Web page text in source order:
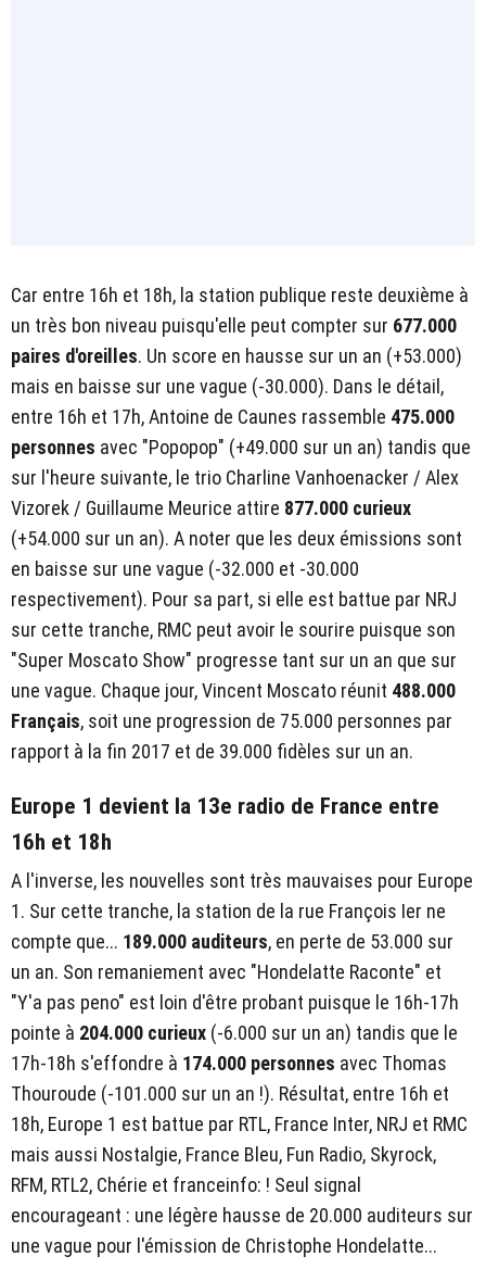
Car entre 16h et 18h, la station publique reste deuxième à
un très bon niveau puisqu'elle peut compter sur 677.000
paires d'oreilles. Un score en hausse sur un an (+53.000)
mais en baisse sur une vague (-30.000). Dans le détail,
entre 16h et 17h, Antoine de Caunes rassemble 475.000
personnes avec "Popopop" (+49.000 sur un an) tandis que
sur l'heure suivante, le trio Charline Vanhoenacker / Alex
Vizorek / Guillaume Meurice attire 877.000 curieux
(+54.000 sur un an). A noter que les deux émissions sont
en baisse sur une vague (-32.000 et -30.000
respectivement). Pour sa part, si elle est battue par NRJ
sur cette tranche, RMC peut avoir le sourire puisque son
"Super Moscato Show" progresse tant sur un an que sur
une vague. Chaque jour, Vincent Moscato réunit 488.000
Français, soit une progression de 75.000 personnes par
rapport à la fin 2017 et de 39.000 fidèles sur un an.
Europe 1 devient la 13e radio de France entre
16h et 18h
A l'inverse, les nouvelles sont très mauvaises pour Europe
1. Sur cette tranche, la station de la rue François Ier ne
compte que... 189.000 auditeurs, en perte de 53.000 sur
un an. Son remaniement avec "Hondelatte Raconte" et
"Y'a pas peno" est loin d'être probant puisque le 16h-17h
pointe à 204.000 curieux (-6.000 sur un an) tandis que le
17h-18h s'effondre à 174.000 personnes avec Thomas
Thouroude (-101.000 sur un an !). Résultat, entre 16h et
18h, Europe 1 est battue par RTL, France Inter, NRJ et RMC
mais aussi Nostalgie, France Bleu, Fun Radio, Skyrock,
RFM, RTL2, Chérie et franceinfo: ! Seul signal
encourageant : une légère hausse de 20.000 auditeurs sur
une vague pour l'émission de Christophe Hondelatte...